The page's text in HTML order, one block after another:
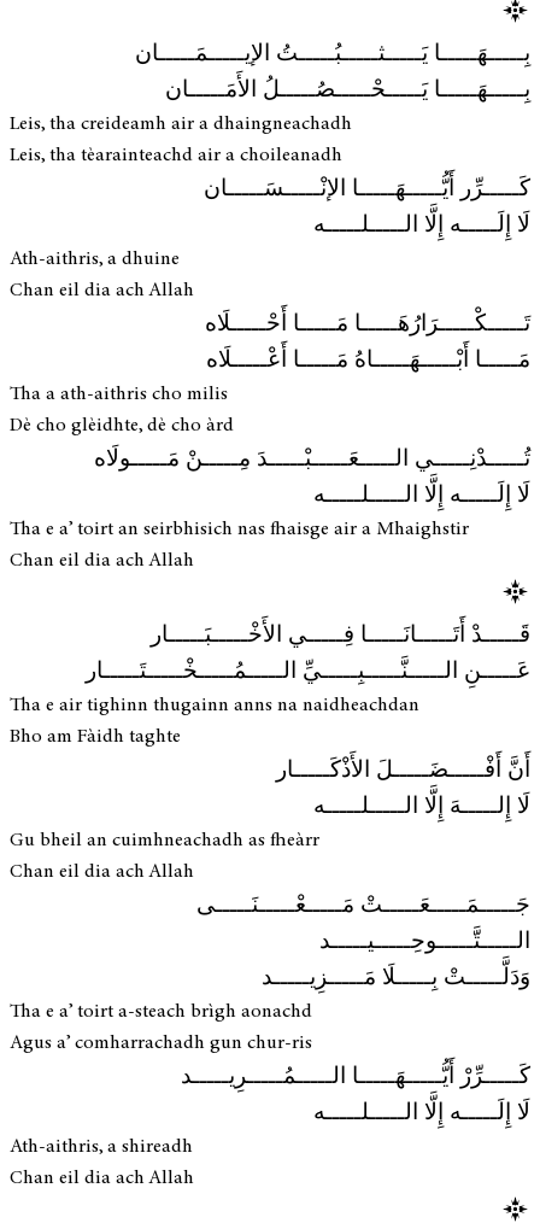
بِـــــهَـــــا يَـــــثـــــبُـــــتُ الإيـــــمَـــــان
بِـــــهَـــــا يَـــــحْـــــصُـــــلُ الأَمَـــــان
Leis, tha creideamh air a dhaingneachadh
Leis, tha tèarainteachd air a choileanadh
كَـــــرِّر أَيُّـــــهَـــــا الإنْـــــسَـــــان
لَا إِلَـــــه إِلَّا الـــــلـــــه
Ath-aithris, a dhuine
Chan eil dia ach Allah
تَـــــكْـــــرَارُهَـــــا مَـــــا أَحْـــــلَاه
مَـــــا أَبْـــــهَـــــاهُ مَـــــا أَعْـــــلَاه
Tha a ath-aithris cho milis
Dè cho glèidhte, dè cho àrd
تُـــــدْنِـــــي الـــــعَـــــبْـــــدَ مِـــــنْ مَـــــولَاه
لَا إِلَـــــه إِلَّا الـــــلـــــه
Tha e a’ toirt an seirbhisich nas fhaisge air a Mhaighstir
Chan eil dia ach Allah
قَـــــدْ أَتَـــــانَـــــا فِـــــي الأَخْـــــبَـــــار
عَـــــنِ الـــــنَّـــــبِـــــيِّ الـــــمُـــــخْـــــتَـــــار
Tha e air tighinn thugainn anns na naidheachdan
Bho am Fàidh taghte
أَنَّ أَفْـــــضَـــــلَ الأَذْكَـــــار
لَا إِلـــــهَ إِلَّا الـــــلـــــه
Gu bheil an cuimhneachadh as fheàrr
Chan eil dia ach Allah
جَـــــمَـــــعَـــــتْ مَـــــعْـــــنَـــــى
الـــــتَّـــــوحِـــــيـــــد
وَدَلَّـــــتْ بِـــــلَا مَـــــزِيـــــد
Tha e a’ toirt a-steach brìgh aonachd
Agus a’ comharrachadh gun chur-ris
كَـــــرِّرْ أَيُّـــــهَـــــا الـــــمُـــــرِيـــــد
لَا إِلَـــــه إِلَّا الـــــلـــــه
Ath-aithris, a shireadh
Chan eil dia ach Allah